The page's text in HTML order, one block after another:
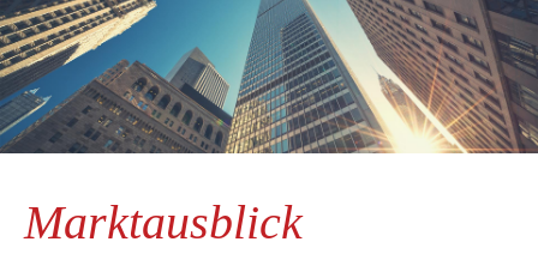
Marktausblick